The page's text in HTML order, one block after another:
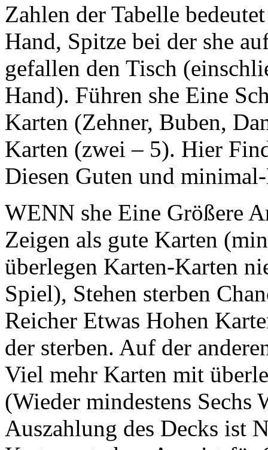
Zahlen der Tabelle
Hand, Spitze bei der she
gefallen den Tisch
Hand). Führen she Eine
Karten (Zehner, Buben,
Karten (zwei – 5). Hier
Diesen Guten und
WENN she Eine Größere
Zeigen als gute Karten
überlegen Karten-Karten
Spiel), Stehen sterben
Reicher Etwas Hohen
der sterben. Auf der
Viel mehr Karten mit
(Wieder mindestens Sechs
Auszahlung des Decks ist